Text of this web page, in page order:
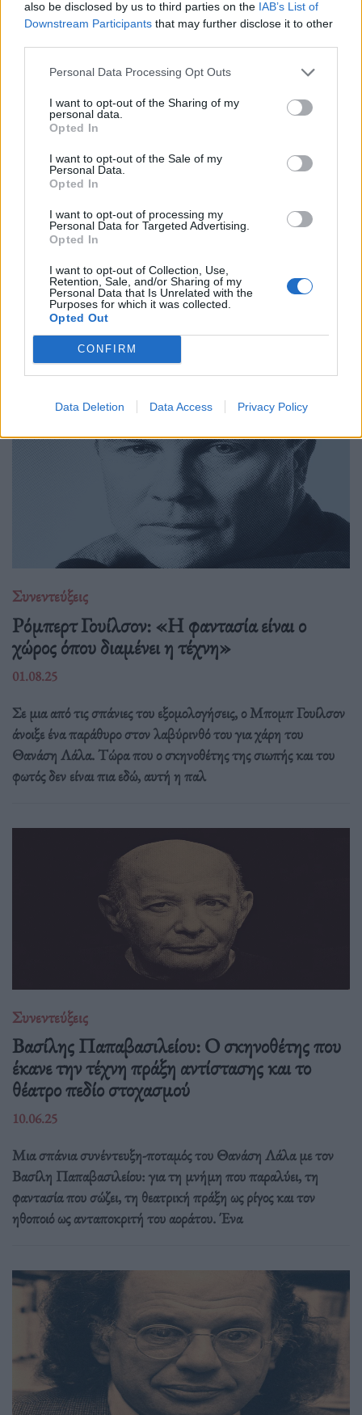
also be disclosed by us to third parties on the IAB’s List of
Downstream Participants that may further disclose it to other
Personal Data Processing Opt Outs
I want to opt-out of the Sharing of my
personal data.
Opted In
I want to opt-out of the Sale of my
Personal Data.
Opted In
I want to opt-out of processing my
Personal Data for Targeted Advertising.
Opted In
I want to opt-out of Collection, Use,
Retention, Sale, and/or Sharing of my
Personal Data that Is Unrelated with the
Purposes for which it was collected.
Opted Out
CONFIRM
Data Deletion Data Access Privacy Policy
Συνεντεύξεις
Τζόρτζιο Αρμάνι: «Σέβομαι την Τέχνη που
δίνει πεδίο δράσης στο ανύπαρκτο»
Σε μια σπάνια συνομιλία με τον Θανάση Λάλα στο Μιλάνο, ο
Τζόρτζιο Αρμάνι μίλησε για τον θάνατο, τα ελαττώματα και
την ομορφιά, αποκαλύπτοντας τον άνθρωπο πίσω από τον
μύθο της μόδας.
Συνεντεύξεις
Ρόμπερτ Γουίλσον: «Η φαντασία είναι ο
χώρος όπου διαμένει η τέχνη»
01.08.25
Σε μια από τις σπάνιες του εξομολογήσεις, ο Μπομπ Γουίλσον
άνοιξε ένα παράθυρο στον λαβύρινθό του για χάρη του
Θανάση Λάλα. Τώρα που ο σκηνοθέτης της σιωπής και του
φωτός δεν είναι πια εδώ, αυτή η παλ
Συνεντεύξεις
Βασίλης Παπαβασιλείου: Ο σκηνοθέτης που
έκανε την τέχνη πράξη αντίστασης και το
θέατρο πεδίο στοχασμού
10.06.25
Μια σπάνια συνέντευξη-ποταμός του Θανάση Λάλα με τον
Βασίλη Παπαβασιλείου: για τη μνήμη που παραλύει, τη
φαντασία που σώζει, τη θεατρική πράξη ως ρίγος και τον
ηθοποιό ως ανταποκριτή του αοράτου. Ένα